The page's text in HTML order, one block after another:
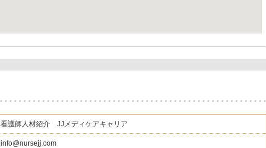
看護師人材紹介 JJメディケアキャリア
info@nursejj.com